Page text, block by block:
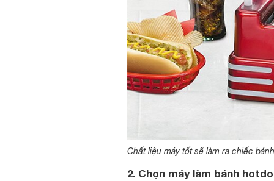
Chất liệu máy tốt sẽ làm ra chiếc
2. Chọn máy làm bánh